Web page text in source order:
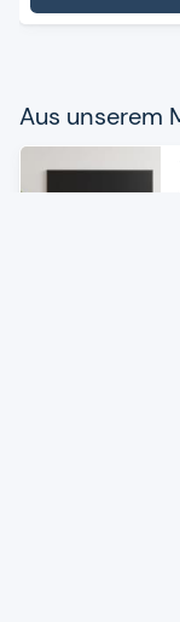
Aus unse­rem